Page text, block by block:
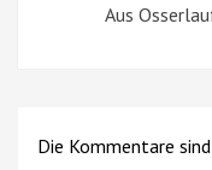
Aus
Die Kommentare